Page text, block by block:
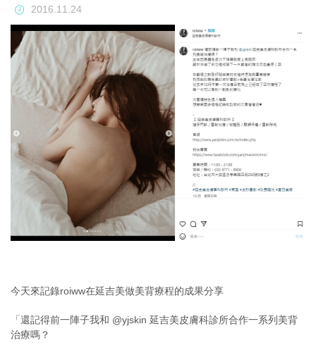
2016.11.24
今天來記錄roiww在延吉美做美背療程的成果分享
「還記得前一陣子我和 @yjskin 延吉美皮膚科診所合作一系列美背
治療嗎？